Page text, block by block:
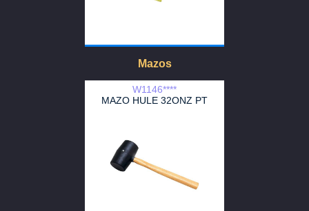
Mazos
W1146****
MAZO HULE 32ONZ PT